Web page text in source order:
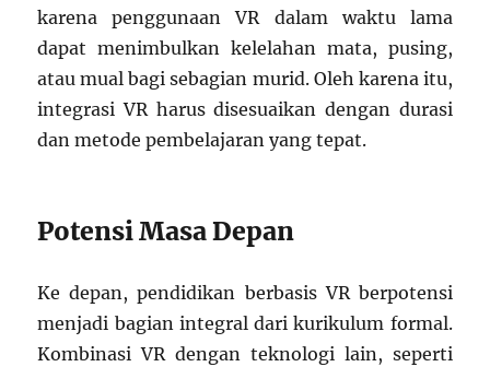
karena penggunaan VR dalam waktu lama
dapat menimbulkan kelelahan mata, pusing,
atau mual bagi sebagian murid. Oleh karena itu,
integrasi VR harus disesuaikan dengan durasi
dan metode pembelajaran yang tepat.
Potensi Masa Depan
Ke depan, pendidikan berbasis VR berpotensi
menjadi bagian integral dari kurikulum formal.
Kombinasi VR dengan teknologi lain, seperti